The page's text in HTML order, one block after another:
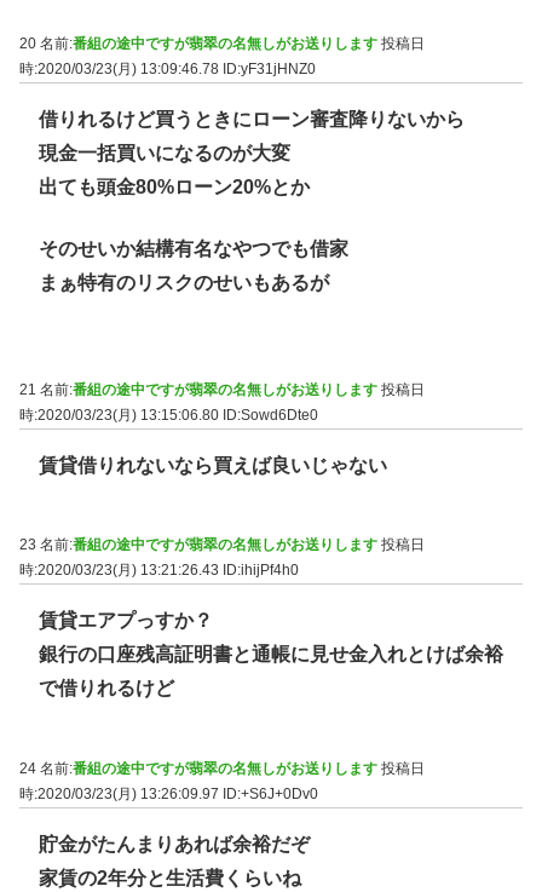
20 名前:番組の途中ですが翡翠の名無しがお送りします 投稿日
時:2020/03/23(月) 13:09:46.78 ID:yF31jHNZ0
借りれるけど買うときにローン審査降りないから
現金一括買いになるのが大変
出ても頭金80%ローン20%とか
そのせいか結構有名なやつでも借家
まぁ特有のリスクのせいもあるが
21 名前:番組の途中ですが翡翠の名無しがお送りします 投稿日
時:2020/03/23(月) 13:15:06.80 ID:Sowd6Dte0
賃貸借りれないなら買えば良いじゃない
23 名前:番組の途中ですが翡翠の名無しがお送りします 投稿日
時:2020/03/23(月) 13:21:26.43
ID:ihijPf4h0
賃貸エアプっすか？
銀行の口座残高証明書と通帳に見せ金入れとけば余裕
で借りれるけど
24 名前:番組の途中ですが翡翠の名無しがお送りします 投稿日
時:2020/03/23(月) 13:26:09.97
ID:+S6J+0Dv0
貯金がたんまりあれば余裕だぞ
家賃の2年分と生活費くらいね